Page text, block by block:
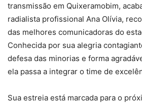
transmissão em Quixeramobim,
radialista profissional Ana Olívia,
das melhores comunicadoras do
Conhecida por sua alegria
defesa das minorias e forma
ela passa a integrar o time de
Sua estreia está marcada para o